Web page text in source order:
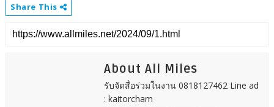
Share This
About All Miles
รับจัดสื่อร่วมในงาน 0818127462 Line ad
: kaitorcham